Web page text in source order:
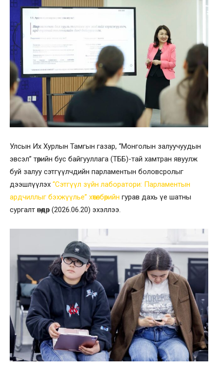
Улсын Их Хурлын Тамгын газар, “Монголын залуучуудын
эвсэл” төрийн бус байгууллага (ТББ)-тай хамтран явуулж
буй залуу сэтгүүлчдийн парламентын боловсролыг
дээшлүүлэх “Сэтгүүл зүйн лаборатори: Парламентын
ардчиллыг бэхжүүлье” хөтөлбөрийн гурав дахь үе шатны
сургалт өнөөдөр (2026.06.20) эхэллээ.